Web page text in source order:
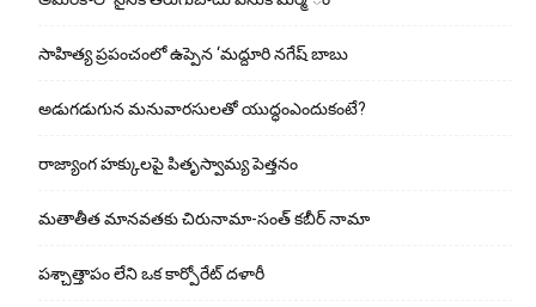
సాహిత్య ప్రపంచంలో ఉప్పెన ‘మద్దూరి నగేష్ బాబు
అడుగ‌డుగున మ‌నువార‌సుల‌తో యుద్ధంఎందుకంటే?
రాజ్యాంగ హక్కులపై పితృస్వామ్య పెత్తనం
మతాతీత మానవతకు చిరునామా-సంత్ కబీర్ నామా
పశ్చాత్తాపం లేని ఒక కార్పోరేట్ దళారీ